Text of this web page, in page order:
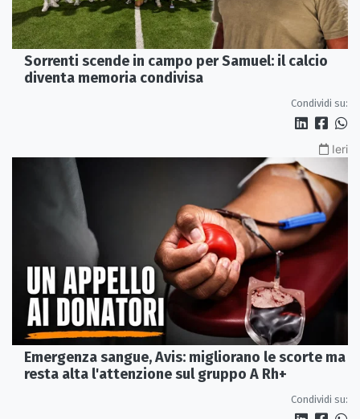
Sorrenti scende in campo per Samuel: il calcio
diventa memoria condivisa
Condividi su:
Ieri
Emergenza sangue, Avis: migliorano le scorte ma
resta alta l'attenzione sul gruppo A Rh+
Condividi su: